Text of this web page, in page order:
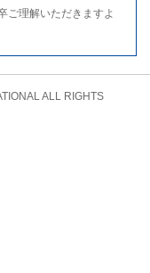
ご理解いただきますよ